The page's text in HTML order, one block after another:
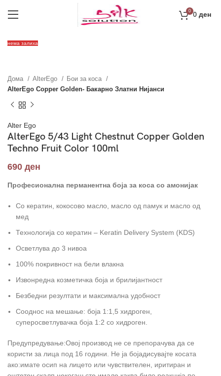
0 0 ден
нема залиха
Дома AlterEgo
Бои за коса
AlterEgo Copper Golden- Бакарно Златни Нијанси
Alter Ego
AlterEgo 5/43 Light Chestnut Copper Golden
Techno Fruit Color 100ml
690 ден
Професионална перманентна боја за коса со амонијак
Со кератин, кокосово масло, масло од памук и масло од
мед
Технологија со кератин – Keratin Delivery System (KDS)
Осветлува до 3 нивоа
100% покривност на бели влакна
Извонредна козметичка боја и брилијантност
Безбедни резултати и максимална удобност
Сооднос на мешање: боја 1:1,5 хидроген,
суперосветлувачка боја 1:2 со хидроген.
Предупредување:Овој производ не се препорачува да се
користи за лица под 16 години. Не ја бојадисувајте косата
ако:имате осип на лицето или чувствителен, иритиран и